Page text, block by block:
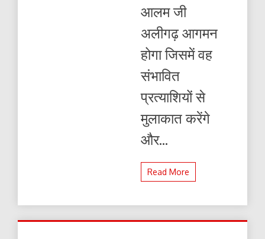
आलम जी
अलीगढ़ आगमन
होगा जिसमें वह
संभावित
प्रत्याशियों से
मुलाकात करेंगे
और...
Read More